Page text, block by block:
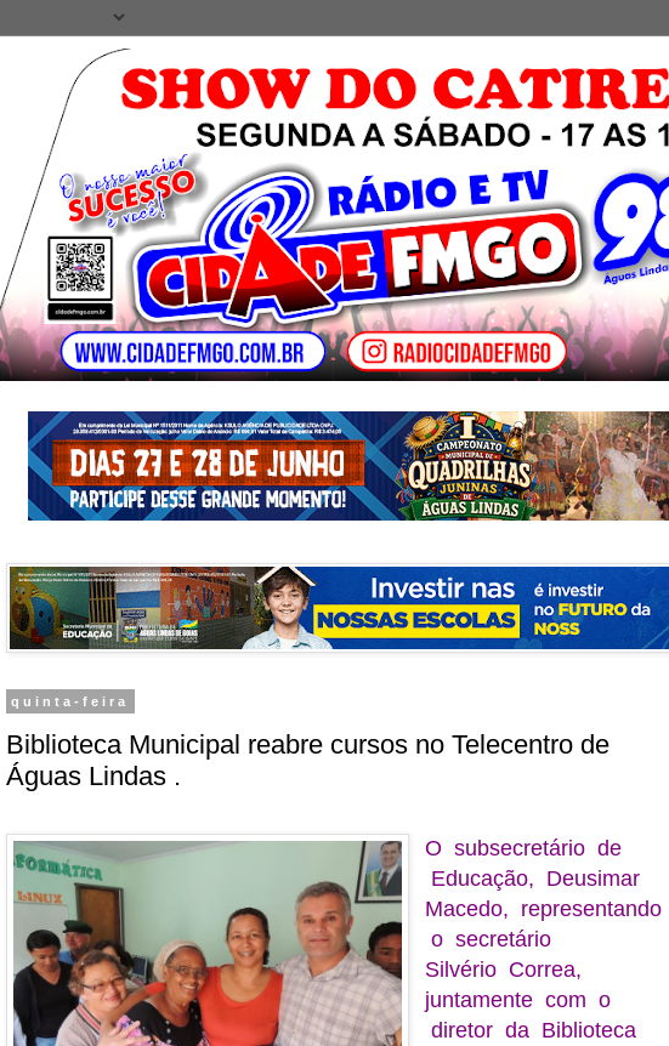
quinta-feira
Biblioteca Municipal reabre cursos no Telecentro de
Águas Lindas .
O subsecretário de
Educação, Deusimar
Macedo, representando
o secretário
Silvério Correa,
juntamente com o
diretor da Biblioteca